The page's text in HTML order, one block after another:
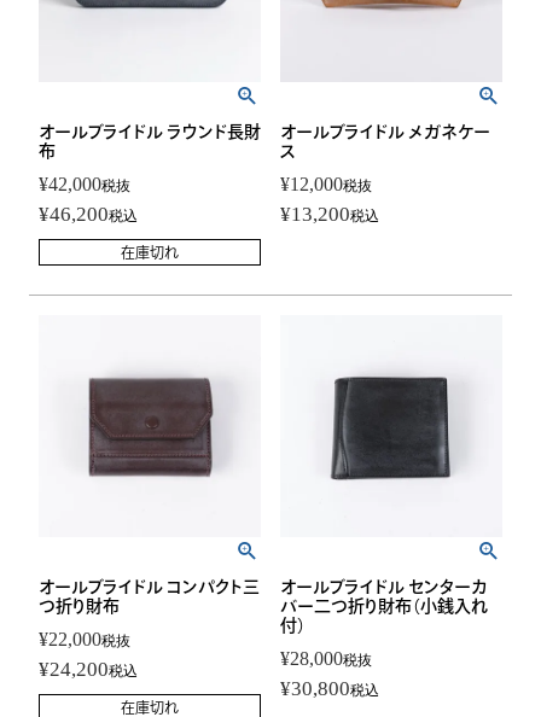
オールブライドル ラウンド長財
布
¥42,000税抜
¥46,200税込
在庫切れ
オールブライドル メガネケー
ス
¥12,000税抜
¥13,200税込
オールブライドル コンパクト三
つ折り財布
¥22,000税抜
¥24,200税込
在庫切れ
オールブライドル センターカ
バー二つ折り財布（小銭入れ
付）
¥28,000税抜
¥30,800税込